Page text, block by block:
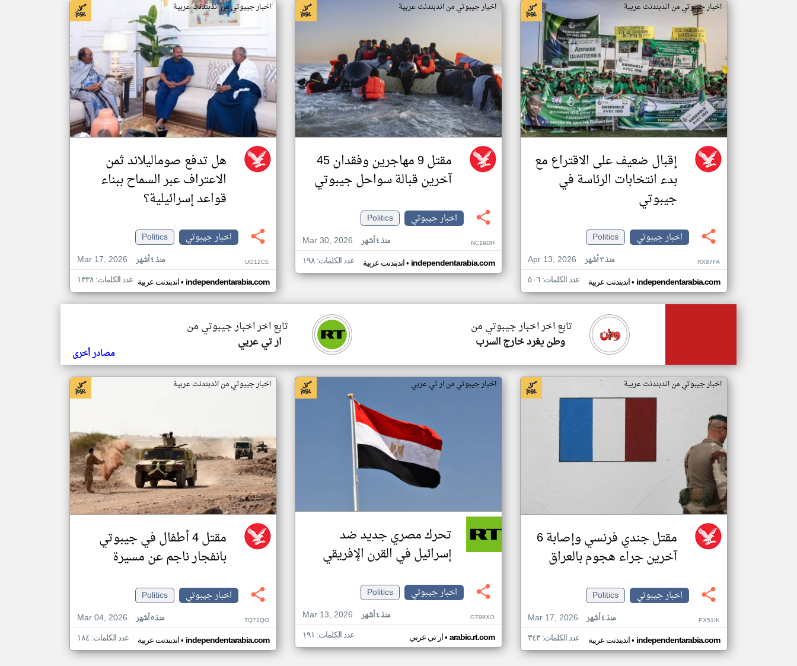
اخبار جيبوتي من اندبندنت عربية
إقبال ضعيف على الاقتراع مع
بدء انتخابات الرئاسة في
جيبوتي
اخبار جيبوتي
Politics
Apr 13, 2026
منذ ٣ أشهر RX87FA
اندبندنت عربية• independentarabia.com عدد الكلمات: ٥٠٦
اخبار جيبوتي من اندبندنت عربية
مقتل 9 مهاجرين وفقدان 45
آخرين قبالة سواحل جيبوتي
اخبار جيبوتي
Politics
Mar 30, 2026
منذ ٤ أشهر NC19DH
اندبندنت عربية• independentarabia.com عدد الكلمات: ١٩٨
اخبار جيبوتي من اندبندنت عربية
هل تدفع صوماليلاند ثمن
الاعتراف عبر السماح ببناء
قواعد إسرائيلية؟
اخبار جيبوتي
Politics
Mar 17, 2026
منذ ٤ أشهر UG12CE
اندبندنت عربية• independentarabia.com عدد الكلمات: ١٣٣٨
تابع اخر اخبار جيبوتي من
ار تي عربي
تابع اخر اخبار جيبوتي من
وطن يغرد خارج السرب
مصادر أخرى
اخبار جيبوتي من اندبندنت عربية
مقتل جندي فرنسي وإصابة 6
آخرين جراء هجوم بالعراق
اخبار جيبوتي
Politics
Mar 17, 2026
منذ ٤ أشهر PX51IK
اندبندنت عربية• independentarabia.com عدد الكلمات: ٣٤٣
اخبار جيبوتي من ار تي عربي
تحرك مصري جديد ضد
إسرائيل في القرن الإفريقي
اخبار جيبوتي
Politics
Mar 13, 2026
منذ ٤ أشهر GT99XO
ار تي عربي• arabic.rt.com عدد الكلمات: ١٩١
اخبار جيبوتي من اندبندنت عربية
مقتل 4 أطفال في جيبوتي
بانفجار ناجم عن مسيرة
اخبار جيبوتي
Politics
Mar 04, 2026
منذ ٥ أشهر TQ72QO
اندبندنت عربية• independentarabia.com عدد الكلمات: ١٨٤